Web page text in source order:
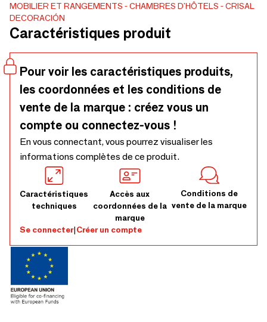
Dimensions : 163x45x85
MOBILIER ET RANGEMENTS
CHAMBRES D'HÔTELS
CRISAL
DECORACIÓN
Caractéristiques produit
Pour voir les caractéristiques produits,
les coordonnées et les conditions de
vente de la marque : créez vous un
compte ou connectez-vous !
En vous connectant, vous pourrez visualiser les
informations complètes de ce produit.
Caractéristiques
techniques
Accès aux
coordonnées de la
marque
Conditions de
vente de la marque
Se connecter|Créer un compte